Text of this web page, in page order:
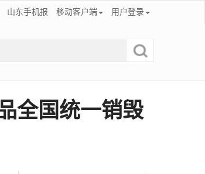
山东手机报 移动客户端 用户登录
全国统一销毁